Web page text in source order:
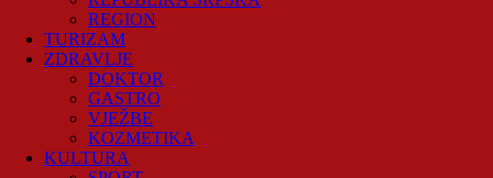
REGION
TURIZAM
ZDRAVLJE
DOKTOR
GASTRO
VJEŽBE
KOZMETIKA
KULTURA